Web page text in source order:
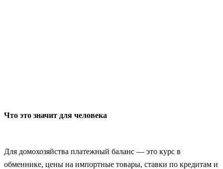
Что это значит для человека
Для домохозяйства платежный баланс — это курс в
обменнике, цены на импортные товары, ставки по кредитам и